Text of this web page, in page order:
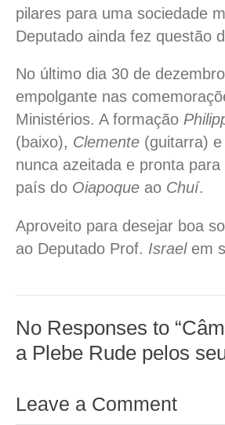
pilares para uma sociedade
Deputado ainda fez questão
No último dia 30 de
empolgante nas
Ministérios. A formação
(baixo), Clemente (guitarra) e
nunca azeitada e pronta
país do Oiapoque ao Chuí.
Aproveito para desejar boa
ao Deputado Prof. Israelem
No Responses to
a Plebe Rude pelos
Leave a Comment